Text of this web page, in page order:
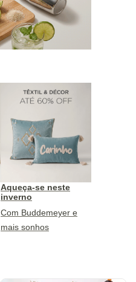
Aqueça-se neste
inverno
Com Buddemeyer e
mais sonhos